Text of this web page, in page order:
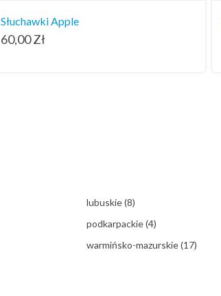
Słuchawki Apple
60,00Zł
lubuskie(8)
podkarpackie(4)
warmińsko-mazurskie(17)